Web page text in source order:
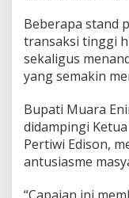
Beberapa stand
transaksi tinggi
sekaligus
yang semakin
Bupati Muara
didampingi
Pertiwi Edison,
antusiasme